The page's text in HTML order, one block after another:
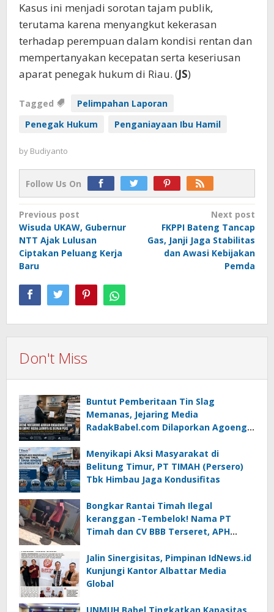
Kasus ini menjadi sorotan tajam publik,
terutama karena menyangkut kekerasan
terhadap perempuan dalam kondisi rentan dan
mempertanyakan kecepatan serta keseriusan
aparat penegak hukum di Riau. (JS)
Tagged
Pelimpahan Laporan
Penegak Hukum
Penganiayaan Ibu Hamil
by Budiyanto
Follow Us On
Post
navigation
Previous post
Wisuda UKAW, Gubernur
NTT Ajak Lulusan
Ciptakan Peluang Kerja
Baru
Next post
FKPPI Bateng Tancap
Gas, Janji Jaga Stabilitas
dan Awasi Kebijakan
Pemda
Don't Miss
Buntut Pemberitaan Tin Slag
Memanas, Jejaring Media
RadakBabel.com Dilaporkan Agoeng
Menyikapi Aksi Masyarakat di
Belitung Timur, PT TIMAH (Persero)
Tbk Himbau Jaga Kondusifitas
Bongkar Rantai Timah Ilegal
keranggan -Tembelok! Nama PT
Timah dan CV BBB Terseret, APH
Jalin Sinergisitas, Pimpinan IdNews.id
Kunjungi Kantor Albattar Media
Global